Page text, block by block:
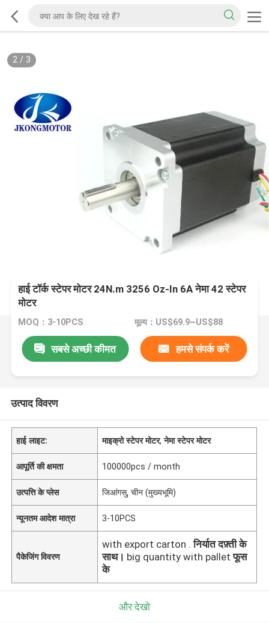
2/ 3
हाई टॉर्क स्टेपर मोटर 24N.m 3256 Oz-In 6A नेमा 42 स्टेपर
मोटर
MOQ：3-10PCS मूल्य：US$69.9~US$88
सबसे अच्छी कीमत हमसे संपर्क करें
उत्पाद विवरण
हाई लाइट: माइक्रो स्टेपर मोटर,नेमा स्टेपर मोटर
आपूर्ति की क्षमता 100000pcs / month
उत्पत्ति के प्लेस जिआंगसु, चीन (मुख्यभूमि)
न्यूनतम आदेश मात्रा 3-10PCS
पैकेजिंग विवरण
with export carton . निर्यात दफ़्ती के
साथ। big quantity with pallet फूस
के
और देखो